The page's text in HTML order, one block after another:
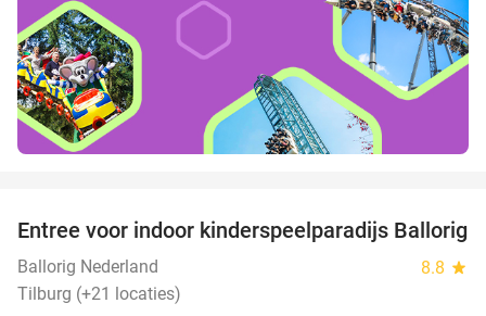
32%
Entree voor indoor kinderspeelparadijs Ballorig
Ballorig Nederland 8.8 star
Tilburg (+21 locaties)